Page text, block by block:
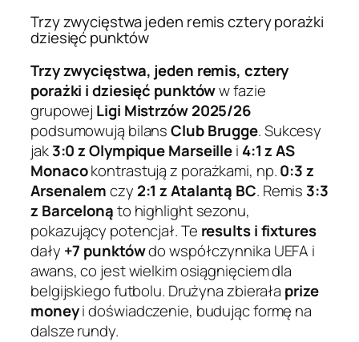
Trzy zwycięstwa jeden remis cztery porażki
dziesięć punktów
Trzy zwycięstwa, jeden remis, cztery
porażki i dziesięć punktóww fazie
grupowej Ligi Mistrzów 2025/26
podsumowują bilansClub Brugge. Sukcesy
jak3:0 z Olympique Marseillei 4:1 z AS
Monacokontrastują z porażkami, np.0:3 z
Arsenalemczy 2:1 z Atalantą BC. Remis 3:3
z Barcelonąto highlight sezonu,
pokazujący potencjał. Te results i fixtures
dały +7 punktówdo współczynnika UEFA i
awans, co jest wielkim osiągnięciem dla
belgijskiego futbolu. Drużyna zbierała prize
moneyi doświadczenie, budując formę na
dalsze rundy.